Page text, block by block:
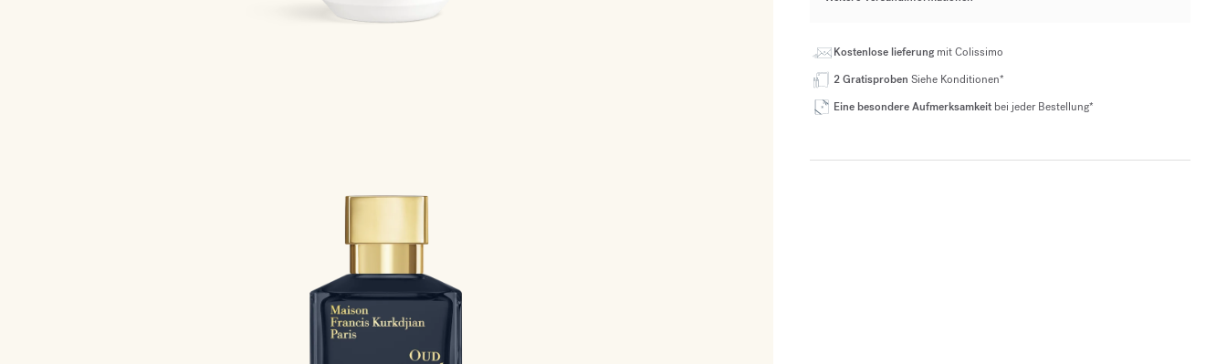
Kostenlose lieferungmit Colissimo
2 Gratisproben Siehe Konditionen*
Eine besondere Aufmerksamkeit bei jeder Bestellung*